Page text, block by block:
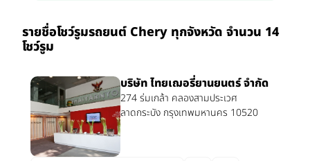
รายชื่อโชว์รูมรถยนต์ Chery ทุกจังหวัด จำนวน 14
โชว์รูม
บริษัท ไทยเฌอรี่ยานยนตร์ จำกัด
274 ร่มเกล้า คลองสามประเวศ
ลาดกระบัง กรุงเทพมหานคร 10520